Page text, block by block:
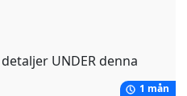
UNDER denna
1 mån